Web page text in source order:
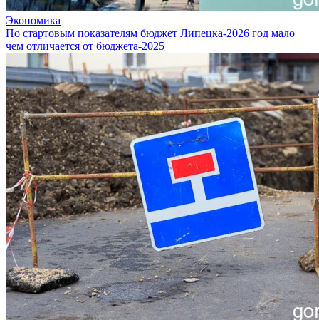
Экономика
По стартовым показателям бюджет Липецка-2026 год мало
чем отличается от бюджета-2025